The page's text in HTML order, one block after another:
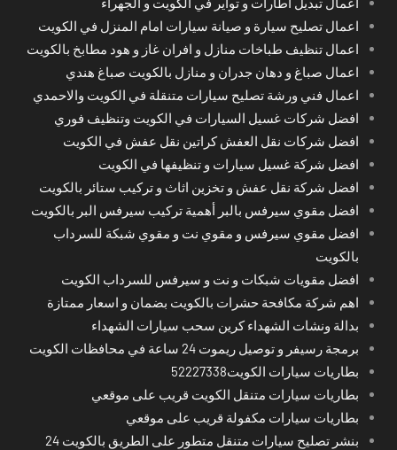
اعمال تصليح سيارة و صيانة سيارات امام المنزل في الكويت
اعمال تنظيف طباخات منازل و افران غاز و هود مطابخ بالكويت
اعمال صباغ و دهان جدران و منازل بالكويت صباغ هندي
اعمال فني ورشة تصليح سيارات متنقلة في الكويت والاحمدي
افضل شركات غسيل السيارات في الكويت وتنظيف فوري
افضل شركات نقل العفش كراتين نقل عفش في الكويت
افضل شركة غسيل سيارات و تنظيفها في الكويت
افضل شركة نقل عفش و تخزين اثاث و تركيب ستائر بالكويت
افضل مقوي سيرفس بالبر أهمية تركيب سيرفس البر بالكويت
افضل مقوي سيرفس و مقوي نت و مقوي شبكة للسرداب
بالكويت
افضل مقويات شبكات و نت و سيرفس للسرداب الكويت
اهم شركة مكافحة حشرات بالكويت بضمان و اسعار ممتازة
بدالة ونشات الشهداء كرين سحب سيارات الشهداء
برمجة رسيفر و توصيل ريموت 24 ساعة في محافظات الكويت
بطاريات سيارات الكويت52227338
بطاريات سيارات متنقل الكويت قريب على موقعي
بطاريات سيارات مكفولة قريب على موقعي
بنشر تصليح سيارات متنقل متطور على الطريق بالكويت 24